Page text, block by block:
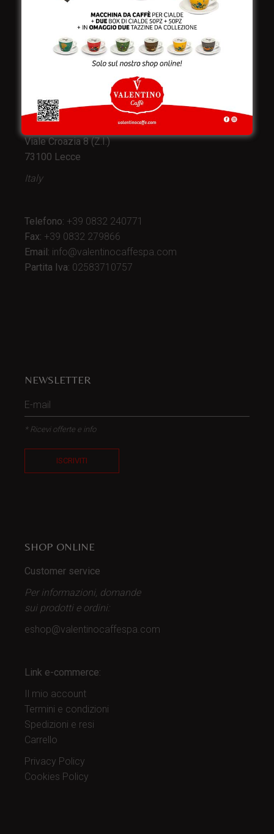
e produzione:
Viale Croazia 8 (Z.I.)
73100 Lecce
Italy
Telefono: +39 0832 240771
Fax: +39 0832 279866
Email: info@valentinocaffespa.com
Partita Iva: 02583710757
NEWSLETTER
* Ricevi offerte e info
ISCRIVITI
SHOP ONLINE
Customer service
Per informazioni, domande
sui prodotti e ordini:
eshop@valentinocaffespa.com
Link e-commerce:
Il mio account
Termini e condizioni
Spedizioni e resi
Carrello
Privacy Policy
Cookies Policy